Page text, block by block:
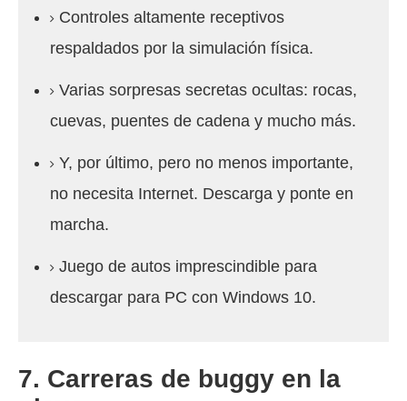
Controles altamente receptivos
respaldados por la simulación física.
Varias sorpresas secretas ocultas: rocas,
cuevas, puentes de cadena y mucho más.
Y, por último, pero no menos importante,
no necesita Internet. Descarga y ponte en
marcha.
Juego de autos imprescindible para
descargar para PC con Windows 10.
7. Carreras de buggy en la